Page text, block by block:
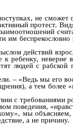
не
протест.
им
действий
ребенку,
людей с
– «Ведь мы его
а тем более
с
поведения,
мы
а не причину.